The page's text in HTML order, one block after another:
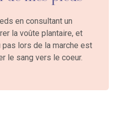
en consultant un
la voûte plantaire, et
pas lors de la marche est
le sang vers le coeur.